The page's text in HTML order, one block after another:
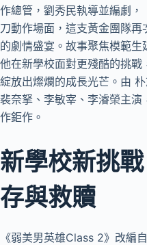
作總管，劉秀民執導並編劇
刀動作場面，這支黃金團隊
的劇情盛宴。故事聚焦模範生
他在新學校面對更殘酷的挑戰
綻放出燦爛的成長光芒。由
裴奈拏、李敏宰、李濬榮主
作鉅作。
新學校新挑
存與救贖
《弱美男英雄Class 2》改編